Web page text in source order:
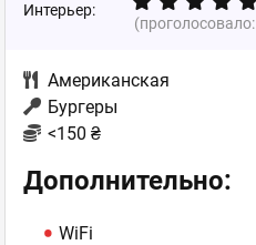
Интерьер:
(проголосовало:
Американская
Бургеры
<150 ₴
Дополнительно:
WiFi